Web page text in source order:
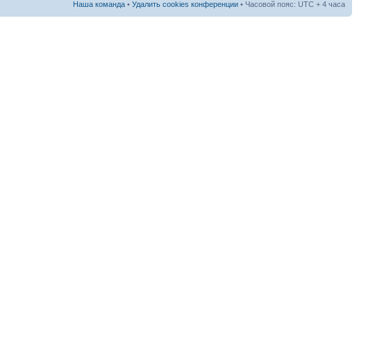
Наша команда • Удалить cookies конференции • Часовой пояс: UTC + 4 часа